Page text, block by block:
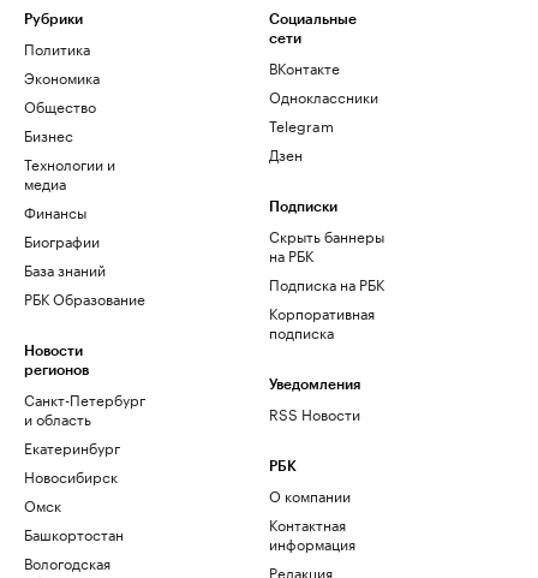
Рубрики
Политика
Экономика
Общество
Бизнес
Технологии и
медиа
Финансы
Биографии
База знаний
РБК Образование
Новости
регионов
Санкт-Петербург
и область
Екатеринбург
Новосибирск
Омск
Башкортостан
Вологодская
Социальные
сети
ВКонтакте
Одноклассники
Telegram
Дзен
Подписки
Скрыть баннеры
на РБК
Подписка на РБК
Корпоративная
подписка
Уведомления
RSS Новости
РБК
О компании
Контактная
информация
Редакция